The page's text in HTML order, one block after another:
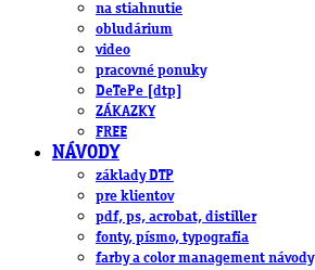
na stiahnutie
obludárium
video
pracovné ponuky
DeTePe [dtp]
ZÁKAZKY
FREE
NÁVODY
základy DTP
pre klientov
pdf, ps, acrobat, distiller
fonty, písmo, typografia
farby a color management návody